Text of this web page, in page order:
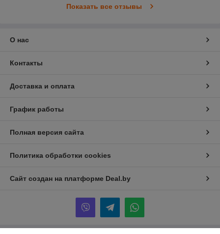
Показать все отзывы
О нас
Контакты
Доставка и оплата
График работы
Полная версия сайта
Политика обработки cookies
Сайт создан на платформе Deal.by